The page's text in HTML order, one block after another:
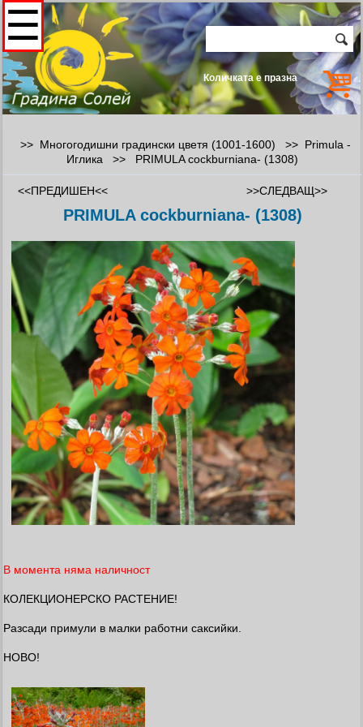
Количката е празна
☰
>> Многогодишни градински цветя (1001-1600) >> Primula -
Иглика >> PRIMULA cockburniana- (1308)
<<ПРЕДИШЕН<< >>СЛЕДВАЩ>>
PRIMULA cockburniana- (1308)
В момента няма наличност
КОЛЕКЦИОНЕРСКО РАСТЕНИЕ!
Разсади примули в малки работни саксийки.
НОВО!